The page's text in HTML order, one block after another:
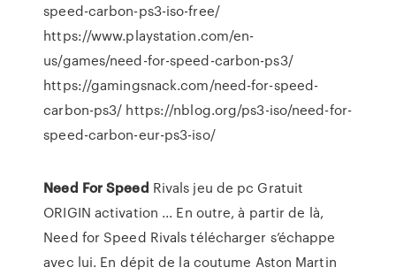
speed-carbon-ps3-iso-free/
https://www.playstation.com/en-
us/games/need-for-speed-carbon-ps3/
https://gamingsnack.com/need-for-speed-
carbon-ps3/ https://nblog.org/ps3-iso/need-for-
speed-carbon-eur-ps3-iso/
Need For Speed Rivals jeu de pc Gratuit
ORIGIN activation ... En outre, à partir de là,
Need for Speed Rivals télécharger s’échappe
avec lui. En dépit de la coutume Aston Martin